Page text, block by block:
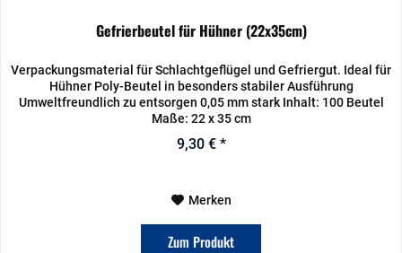
Gefrierbeutel für Hühner (22x35cm)
Verpackungsmaterial für Schlachtgeflügel und Gefriergut. Ideal für
Hühner Poly-Beutel in besonders stabiler Ausführung
Umweltfreundlich zu entsorgen 0,05 mm stark Inhalt: 100 Beutel
Maße: 22 x 35 cm
9,30 € *
Merken
Zum Produkt